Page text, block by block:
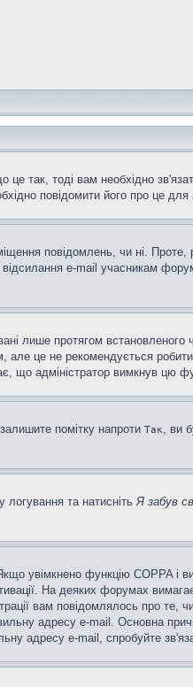
так, тоді вам необхідно
повідомити його про це
повідомлень, чи ні.
e-mail учасникам
лише протягом встановленого
але це не рекомендується
що адміністратор вимкнув цю
помітку напроти Так, ви
логування та натиснітьЯ забув
увімкнено функцію COPPA і
На деяких форумах
вам повідомлялось про те,
адресу e-mail. Основна
адресу e-mail, спробуйте